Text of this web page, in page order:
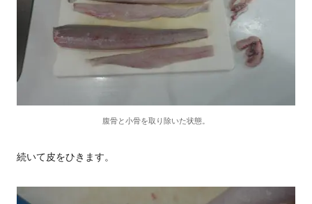
腹骨と小骨を取り除いた状態。
続いて皮をひきます。